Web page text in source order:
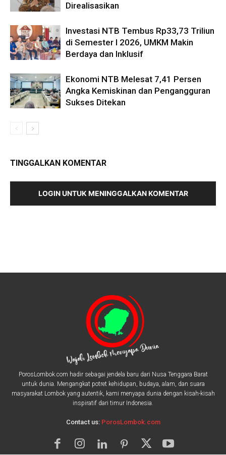
Direalisasikan
Investasi NTB Tembus Rp33,73 Triliun
di Semester I 2026, UMKM Makin
Berdaya dan Inklusif
Ekonomi NTB Melesat 7,41 Persen
Angka Kemiskinan dan Pengangguran
Sukses Ditekan
TINGGALKAN KOMENTAR
LOGIN UNTUK MENINGGALKAN KOMENTAR
PorosLombok.com hadir sebagai jendela baru dari Nusa Tenggara Barat
untuk dunia. Mengangkat potret kehidupan, budaya, alam, dan suara
masyarakat Lombok yang autentik, kami menyapa dunia dengan kisah-kisah
inspiratif dari timur Indonesia.
Contact us: PorosLombok.com